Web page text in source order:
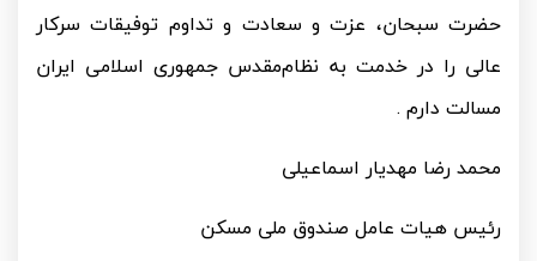
حضرت سبحان، عزت و سعادت و تداوم توفیقات سرکار
عالی را در خدمت به نظام‌مقدس جمهوری اسلامی ایران
مسالت دارم .
محمد رضا مهدیار اسماعیلی
رئیس هیات عامل صندوق ملی مسکن